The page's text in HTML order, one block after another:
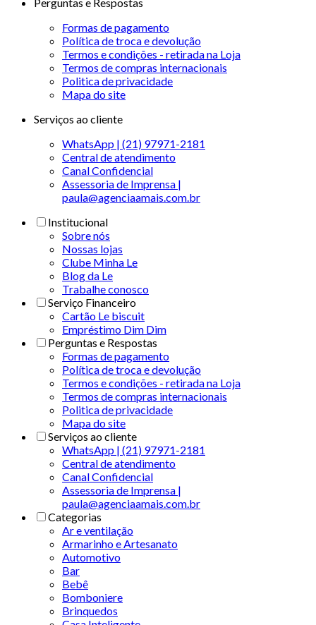
Formas de pagamento
Política de troca e devolução
Termos e condições - retirada na Loja
Termos de compras internacionais
Politica de privacidade
Mapa do site
Serviços ao cliente
WhatsApp | (21) 97971-2181
Central de atendimento
Canal Confidencial
Assessoria de Imprensa |
paula@agenciaamais.com.br
Institucional
Sobre nós
Nossas lojas
Clube Minha Le
Blog da Le
Trabalhe conosco
Serviço Financeiro
Cartão Le biscuit
Empréstimo Dim Dim
Perguntas e Respostas
Formas de pagamento
Política de troca e devolução
Termos e condições - retirada na Loja
Termos de compras internacionais
Politica de privacidade
Mapa do site
Serviços ao cliente
WhatsApp | (21) 97971-2181
Central de atendimento
Canal Confidencial
Assessoria de Imprensa |
paula@agenciaamais.com.br
Categorias
Ar e ventilação
Armarinho e Artesanato
Automotivo
Bar
Bebê
Bomboniere
Brinquedos